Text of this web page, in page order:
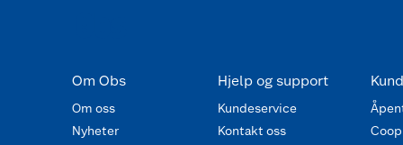
Om Obs
Om oss
Nyheter
Hjelp og support
Kundeservice
Kontakt oss